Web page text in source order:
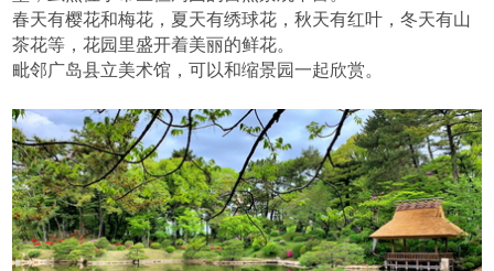
春天有樱花和梅花，夏天有绣球花，秋天有红叶，冬天有山
茶花等，花园里盛开着美丽的鲜花。
毗邻广岛县立美术馆，可以和缩景园一起欣赏。